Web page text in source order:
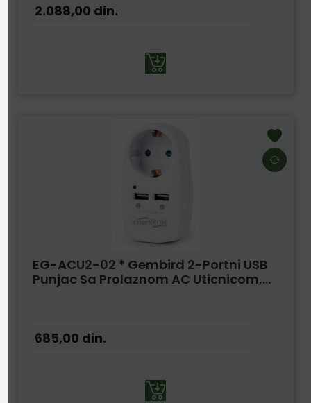
2.088,00 din.
EG-ACU2-02 * Gembird 2-Portni USB
Punjac Sa Prolaznom AC Uticnicom,...
685,00 din.